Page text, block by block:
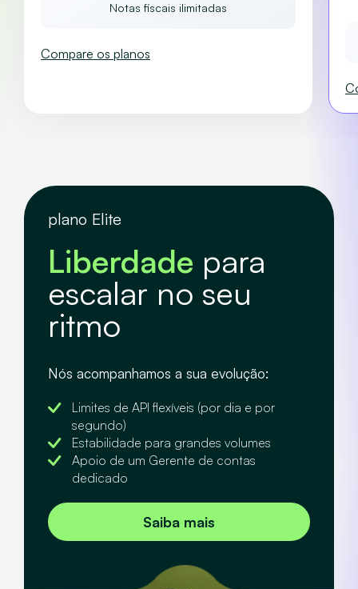
Notas fiscais ilimitadas
Compare os planos
plano Elite
Liberdade para
escalar no seu
ritmo
Nós acompanhamos a sua evolução:
Limites de API flexíveis (por dia e por
segundo)
Estabilidade para grandes volumes
Apoio de um Gerente de contas
dedicado
Saiba mais